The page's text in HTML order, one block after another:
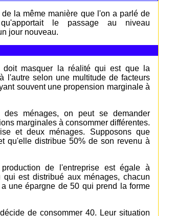
la même manière que l'on a parlé de
le passage au niveau
jour nouveau.
doit masquer la réalité qui est que la
l'autre selon une multitude de facteurs
souvent une propension marginale à
des ménages, on peut se demander
marginales à consommer différentes.
et deux ménages. Supposons que
qu'elle distribue 50% de son revenu à
de l'entreprise est égale à
qui est distribué aux ménages, chacun
une épargne de 50 qui prend la forme
de consommer 40. Leur situation